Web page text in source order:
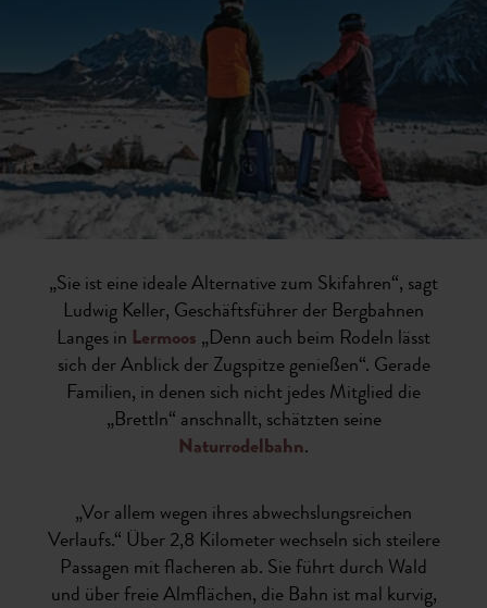
„Sie ist eine ideale Alternative zum Skifahren“, sagt
Ludwig Keller, Geschäftsführer der Bergbahnen
Langes in Lermoos „Denn auch beim Rodeln lässt
sich der Anblick der Zugspitze genießen“. Gerade
Familien, in denen sich nicht jedes Mitglied die
„Brettln“ anschnallt, schätzten seine
Naturrodelbahn.
„Vor allem wegen ihres abwechslungsreichen
Verlaufs.“ Über 2,8 Kilometer wechseln sich steilere
Passagen mit flacheren ab. Sie führt durch Wald
und über freie Almflächen, die Bahn ist mal kurvig,